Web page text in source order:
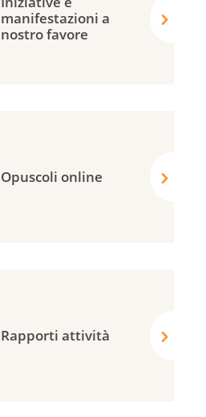
manifestazioni a
nostro favore
Opuscoli online
Rapporti attività